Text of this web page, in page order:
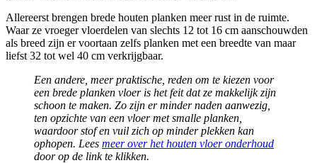
Allereerst brengen brede houten planken meer rust in de ruimte.
Waar ze vroeger vloerdelen van slechts 12 tot 16 cm aanschouwden
als breed zijn er voortaan zelfs planken met een breedte van maar
liefst 32 tot wel 40 cm verkrijgbaar.
Een andere, meer praktische, reden om te kiezen voor
een brede planken vloer is het feit dat ze makkelijk zijn
schoon te maken. Zo zijn er minder naden aanwezig,
ten opzichte van een vloer met smalle planken,
waardoor stof en vuil zich op minder plekken kan
ophopen. Lees meer over het houten vloer onderhoud
door op de link te klikken.